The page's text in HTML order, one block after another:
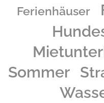
Ferienhäuser
Sommer